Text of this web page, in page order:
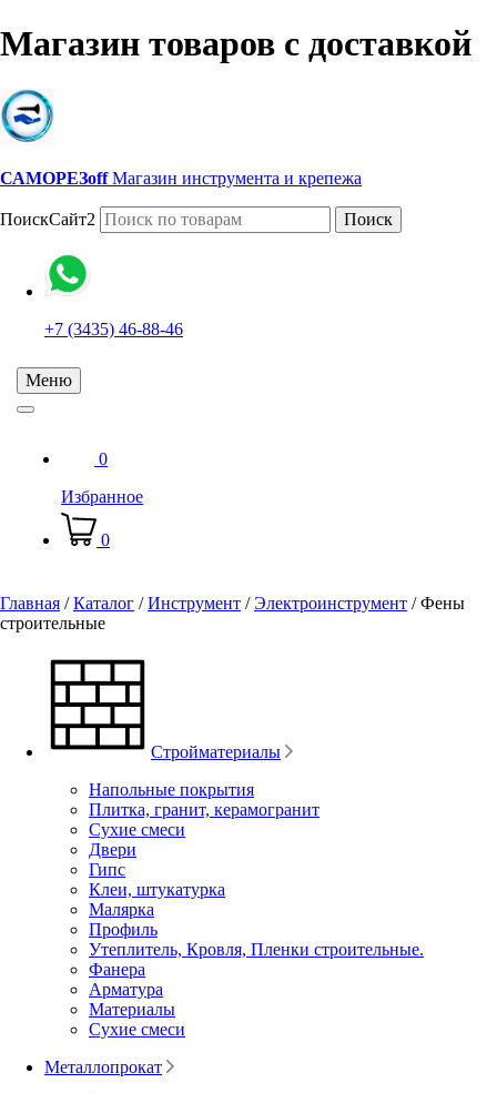
Магазин товаров с доставкой
САМОРЕЗoff Магазин инструмента и крепежа
ПоискСайт2 Поиск
+7 (3435) 46-88-46
Меню
0
Избранное
0
Главная /Каталог /Инструмент /Электроинструмент /Фены
строительные
Стройматериалы
Напольные покрытия
Плитка, гранит, керамогранит
Сухие смеси
Двери
Гипс
Клеи, штукатурка
Малярка
Профиль
Утеплитель, Кровля, Пленки строительные.
Фанера
Арматура
Материалы
Сухие смеси
Металлопрокат